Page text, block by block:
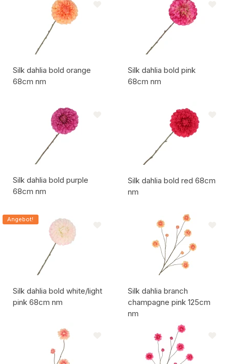
Silk dahlia bold orange
68cm nm
Silk dahlia bold pink
68cm nm
Silk dahlia bold purple
68cm nm
Artikelcode:
Silk dahlia bold red 68cm
nm
Angebot!
Silk dahlia bold white/light
pink 68cm nm
Silk dahlia branch
champagne pink 125cm
nm